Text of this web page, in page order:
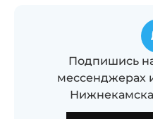
Подпишись
мессенджерах